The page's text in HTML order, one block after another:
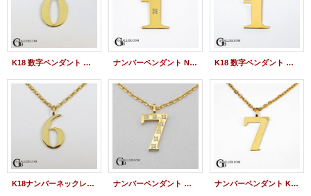
K18 数字ペンダント チャーム ナンバー 0 ナンバーペンダント NO1 ダイヤカスタム K18YG K18 数字ペンダント チャーム ナンバー １
K18ナンバーネックレス 数字ペンダント チャーム ナンバー 6 ナンバーペンダント ７ K18YG ダイヤカスタム ナンバーペンダント K18 NO7